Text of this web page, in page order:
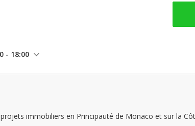
- 18:00
immobiliers en Principauté de Monaco et sur la